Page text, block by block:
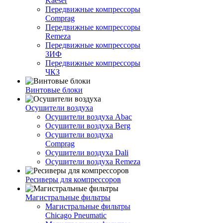
Передвижные компрессоры
Comprag
Передвижные компрессоры
Remeza
Передвижные компрессоры
ЗИФ
Передвижные компрессоры
ЧКЗ
Винтовые блоки
Осушители воздуха
Осушители воздуха Abac
Осушители воздуха Berg
Осушители воздуха
Comprag
Осушители воздуха Dali
Осушители воздуха Remeza
Ресиверы для компрессоров
Магистральные фильтры
Магистральные фильтры
Chicago Pneumatic